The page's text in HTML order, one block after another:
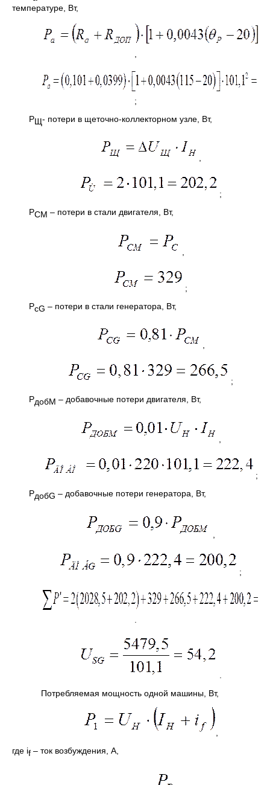
температуре, Вт,
;
РЩ- потери в щеточно-коллекторном узле, Вт,
;
РСМ – потери в стали двигателя, Вт,
;
РсG – потери в стали генератора, Вт,
,
;
РдобМ – добавочные потери двигателя, Вт,
;
РдобG – добавочные потери генератора, Вт,
;
Потребляемая мощность одной машины, Вт,
где if – ток возбуждения, А,